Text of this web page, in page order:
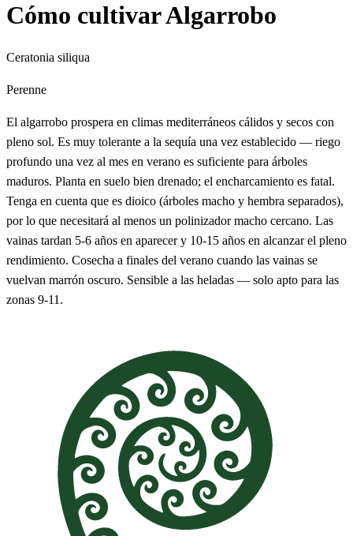
Cómo cultivar Algarrobo
Ceratonia siliqua
Perenne
El algarrobo prospera en climas mediterráneos cálidos y secos con
pleno sol. Es muy tolerante a la sequía una vez establecido — riego
profundo una vez al mes en verano es suficiente para árboles
maduros. Planta en suelo bien drenado; el encharcamiento es fatal.
Tenga en cuenta que es dioico (árboles macho y hembra separados),
por lo que necesitará al menos un polinizador macho cercano. Las
vainas tardan 5-6 años en aparecer y 10-15 años en alcanzar el pleno
rendimiento. Cosecha a finales del verano cuando las vainas se
vuelvan marrón oscuro. Sensible a las heladas — solo apto para las
zonas 9-11.